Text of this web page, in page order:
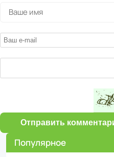
Отправить
Популярное